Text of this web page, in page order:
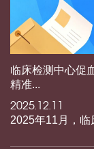
临床检测中心促
精准...
2025.12.11